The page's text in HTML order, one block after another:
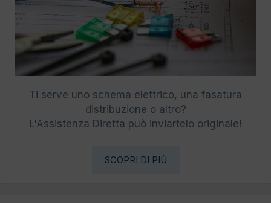
Ti serve uno schema elettrico, una fasatura
distribuzione o altro?
L'Assistenza Diretta può inviartelo originale!
SCOPRI DI PIÙ